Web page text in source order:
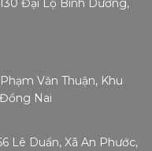
Đại Lộ Bình Dương,
Văn Thuận, Khu
Nai
Lê Duẩn, Xã An Phước,